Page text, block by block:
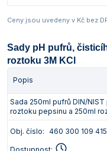
Ceny jsou uvedeny v Kč bez
Sady pH pufrů,
roztoku 3M KCl
Popis
Sada 250ml pufrů DIN/
roztoku pepsinu a 250ml
Obj. číslo: 460 300 109 415
Dostupnost: